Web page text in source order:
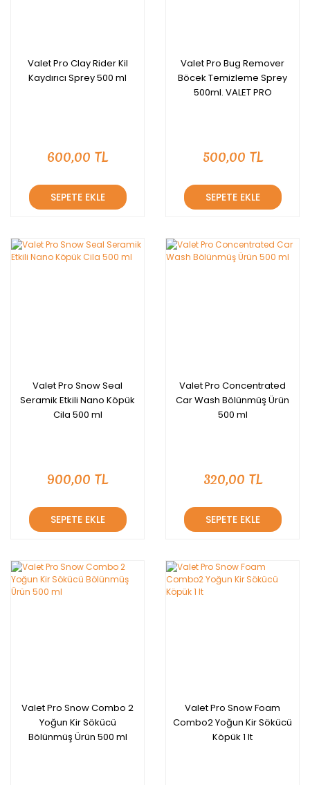
Valet Pro Clay Rider Kil
Kaydırıcı Sprey 500 ml
600,00 TL
SEPETE EKLE
Valet Pro Bug Remover
Böcek Temizleme Sprey
500ml. VALET PRO
500,00 TL
SEPETE EKLE
Valet Pro Snow Seal
Seramik Etkili Nano Köpük
Cila 500 ml
900,00 TL
SEPETE EKLE
Valet Pro Concentrated
Car Wash Bölünmüş Ürün
500 ml
320,00 TL
SEPETE EKLE
Valet Pro Snow Combo 2
Yoğun Kir Sökücü
Bölünmüş Ürün 500 ml
Valet Pro Snow Foam
Combo2 Yoğun Kir Sökücü
Köpük 1 lt